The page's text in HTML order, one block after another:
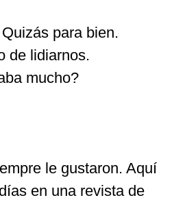
para bien.
de lidiarnos.
mucho?
le gustaron. Aquí
en una revista de